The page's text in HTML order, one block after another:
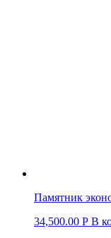
Памятник
34,500.00 Р В